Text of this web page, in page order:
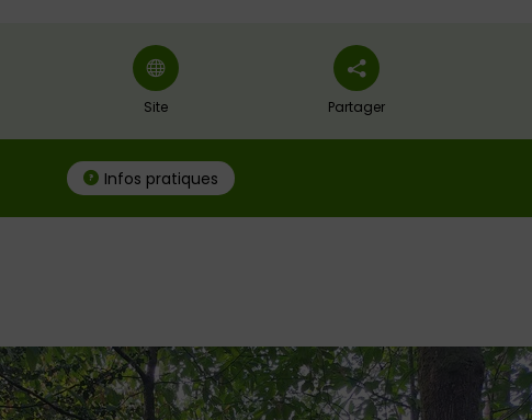
Site Partager
Infos pratiques